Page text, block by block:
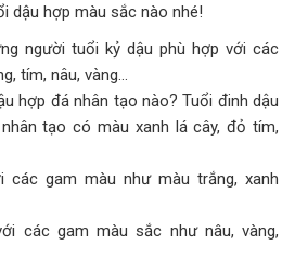
dậu hợp màu sắc nào nhé!
người tuổi kỷ dậu phù hợp với các
tím, nâu, vàng…
hợp đá nhân tạo nào? Tuổi đinh dậu
tạo có màu xanh lá cây, đỏ tím,
các gam màu như màu trắng, xanh
các gam màu sắc như nâu, vàng,